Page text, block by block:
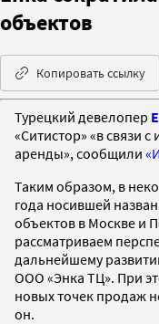
объектов
Копировать ссылку
Турецкий девелопер
«Ситистор» «в связи
аренды», сообщили
Таким образом, в
года носившей
объектов в Москве и
рассматриваем
дальнейшему
ООО «Энка ТЦ». При
новых точек продаж
он.